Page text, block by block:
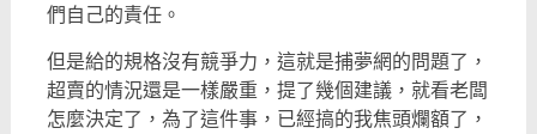
們自己的責任。
但是給的規格沒有競爭力，這就是捕夢網的問題了，
超賣的情況還是一樣嚴重，提了幾個建議，就看老闆
怎麼決定了，為了這件事，已經搞的我焦頭爛額了，